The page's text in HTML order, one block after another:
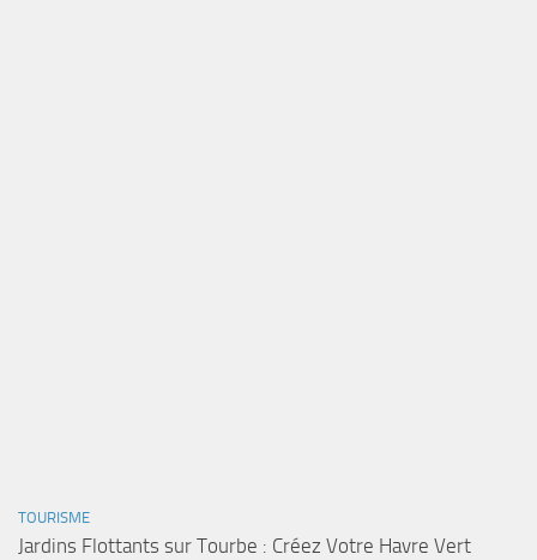
TOURISME
Jardins Flottants sur Tourbe : Créez Votre Havre Vert